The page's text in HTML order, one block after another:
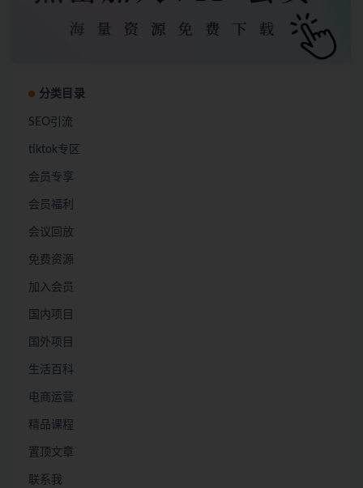
分类目录
SEO引流
tiktok专区
会员专享
会员福利
会议回放
免费资源
加入会员
国内项目
国外项目
生活百科
电商运营
精品课程
置顶文章
联系我